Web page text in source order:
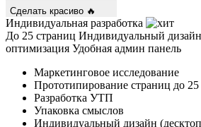
Сделать красиво 🔥
Индивидуальная разработка
До 25 страниц Индивидуальный дизайн
оптимизация Удобная админ панель
Маркетинговое исследование
Прототипирование страниц до 25
Разработка УТП
Упаковка смыслов
Индивидуальный дизайн